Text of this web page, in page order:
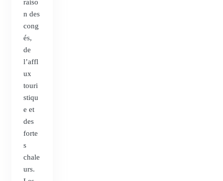
raiso
n des
cong
és,
de
l’affl
ux
touri
stiqu
e et
des
forte
s
chale
urs.